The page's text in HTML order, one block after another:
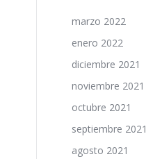
marzo 2022
enero 2022
diciembre 2021
noviembre 2021
octubre 2021
septiembre 2021
agosto 2021